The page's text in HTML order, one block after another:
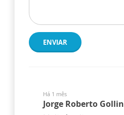
ENVIAR
Há 1 mês
Jorge Roberto Gollin